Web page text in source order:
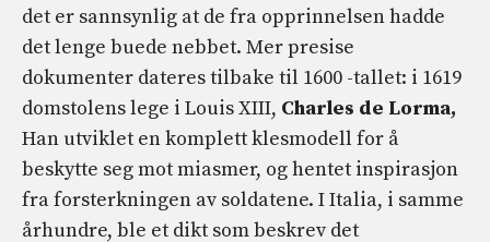
det er sannsynlig at de fra opprinnelsen hadde
det lenge buede nebbet. Mer presise
dokumenter dateres tilbake til 1600 -tallet: i 1619
domstolens lege i Louis XIII, Charles de Lorma,
Han utviklet en komplett klesmodell for å
beskytte seg mot miasmer, og hentet inspirasjon
fra forsterkningen av soldatene. I Italia, i samme
århundre, ble et dikt som beskrev det